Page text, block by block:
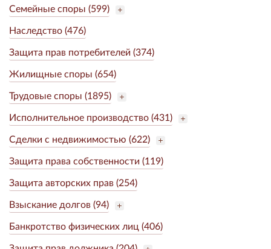
Семейные споры (599)
Наследство (476)
Защита прав потребителей (374)
Жилищные споры (654)
Трудовые споры (1895)
Исполнительное производство (431)
Сделки с недвижимостью (622)
Защита права собственности (119)
Защита авторских прав (254)
Взыскание долгов (94)
Банкротство физических лиц (406)